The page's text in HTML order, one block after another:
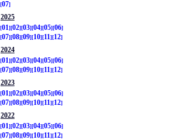
07
2025
01
02 03 04 05 06
07 08 09 10 11
12
2024
01
02 03 04 05 06
07 08 09 10 11
12
2023
01
02 03 04 05 06
07 08 09 10 11
12
2022
01
02 03 04 05 06
07 08 09 10 11
12